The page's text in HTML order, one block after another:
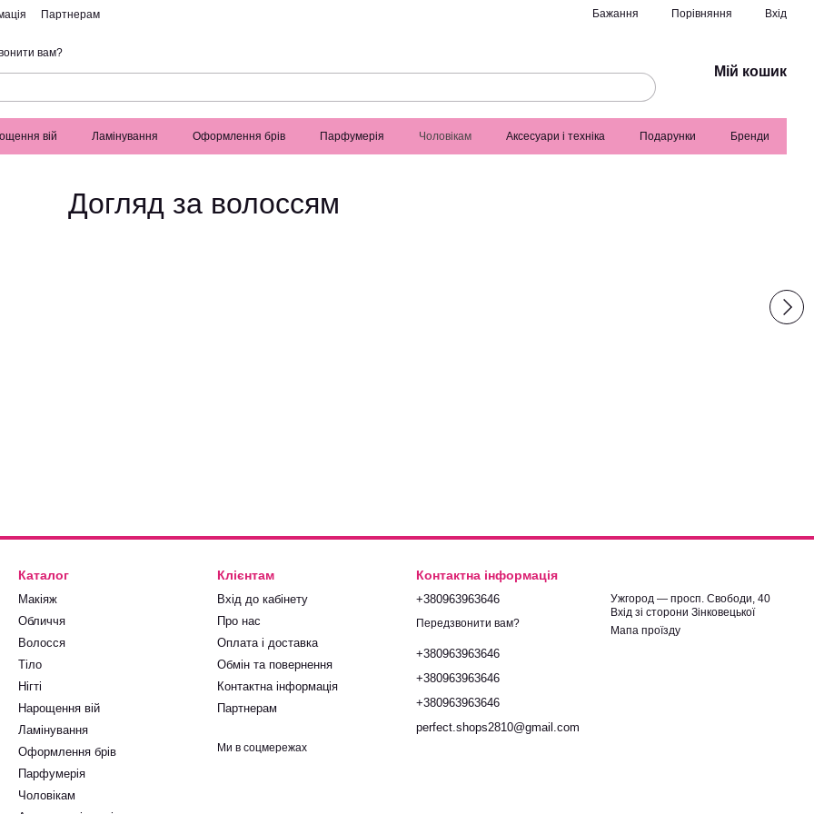
Партнерам Бажання Порівняння Вхід
вам?
Мій кошик
вій Ламінування Оформлення брів Парфумерія Чоловікам Аксесуари і техніка Подарунки Бренди
Догляд за волоссям
Каталог
Макіяж
Обличчя
Волосся
Тіло
Нігті
Нарощення вій
Ламінування
Оформлення брів
Парфумерія
Чоловікам
Клієнтам
Вхід до кабінету
Про нас
Оплата і доставка
Обмін та повернення
Контактна інформація
Партнерам
Ми в соцмережах
Контактна інформація
+380963963646
Передзвонити вам?
+380963963646
+380963963646
+380963963646
perfect.shops2810@gmail.com
Ужгород — просп. Свободи, 40
Вхід зі сторони Зінковецької
Мапа проїзду